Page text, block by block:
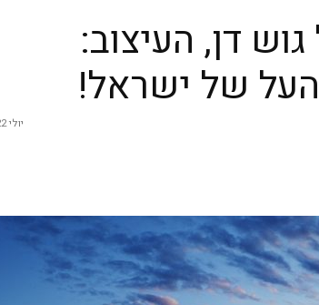
דן, העיצוב:
של ישראל!
יולי 22, 2021